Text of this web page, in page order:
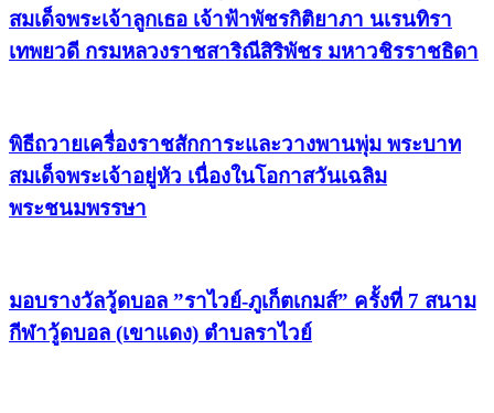
สมเด็จพระเจ้าลูกเธอ เจ้าฟ้าพัชรกิติยาภา นเรนทิรา
เทพยวดี กรมหลวงราชสาริณีสิริพัชร มหาวชิรราชธิดา
พิธีถวายเครื่องราชสักการะและวางพานพุ่ม พระบาท
สมเด็จพระเจ้าอยู่หัว เนื่องในโอกาสวันเฉลิม
พระชนมพรรษา
มอบรางวัลวู้ดบอล ”ราไวย์-ภูเก็ตเกมส์” ครั้งที่ 7 สนาม
กีฬาวู้ดบอล (เขาแดง) ตำบลราไวย์